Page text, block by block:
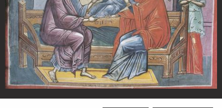
Sfinții